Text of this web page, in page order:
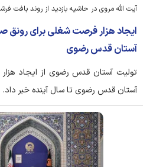
آیت الله مروی در حاشیه بازدید از روند بافت فرش‎های رواق امیرالمؤمنین(ع) دستور داد؛
ایجاد هزار فرصت شغلی برای
آستان قدس رضوی
تولیت آستان قدس رضوی از ایجاد
آستان قدس رضوی تا سال آینده خبر داد.